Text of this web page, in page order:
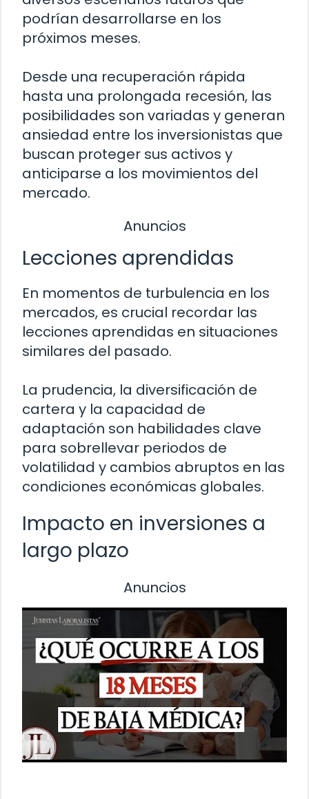
podrían desarrollarse en los
próximos meses.
Desde una recuperación rápida
hasta una prolongada recesión, las
posibilidades son variadas y generan
ansiedad entre los inversionistas que
buscan proteger sus activos y
anticiparse a los movimientos del
mercado.
Anuncios
Lecciones aprendidas
En momentos de turbulencia en los
mercados, es crucial recordar las
lecciones aprendidas en situaciones
similares del pasado.
La prudencia, la diversificación de
cartera y la capacidad de
adaptación son habilidades clave
para sobrellevar periodos de
volatilidad y cambios abruptos en las
condiciones económicas globales.
Impacto en inversiones a
largo plazo
Anuncios